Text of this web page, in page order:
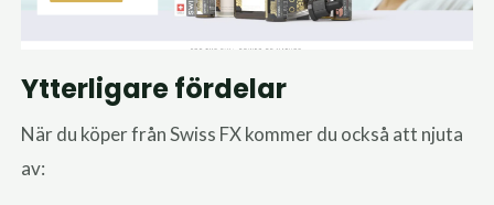
Ytterligare fördelar
När du köper från Swiss FX kommer du också att njuta
av: